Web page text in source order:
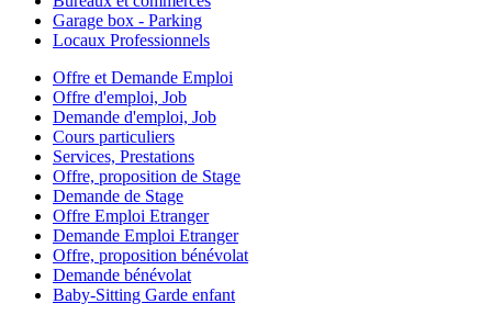
Garage box - Parking
Locaux Professionnels
Offre et Demande Emploi
Offre d'emploi, Job
Demande d'emploi, Job
Cours particuliers
Services, Prestations
Offre, proposition de Stage
Demande de Stage
Offre Emploi Etranger
Demande Emploi Etranger
Offre, proposition bénévolat
Demande bénévolat
Baby-Sitting Garde enfant